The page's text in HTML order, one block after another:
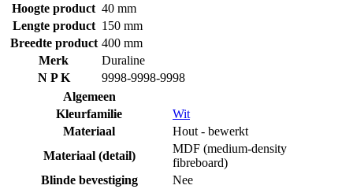
Hoogte product 40 mm
Lengte product 150 mm
Breedte product 400 mm
Merk
Duraline
N P K
9998-9998-9998
Algemeen
Kleurfamilie
Wit
Materiaal
Hout - bewerkt
Materiaal (detail)
MDF (medium-density
fibreboard)
Blinde bevestiging
Nee